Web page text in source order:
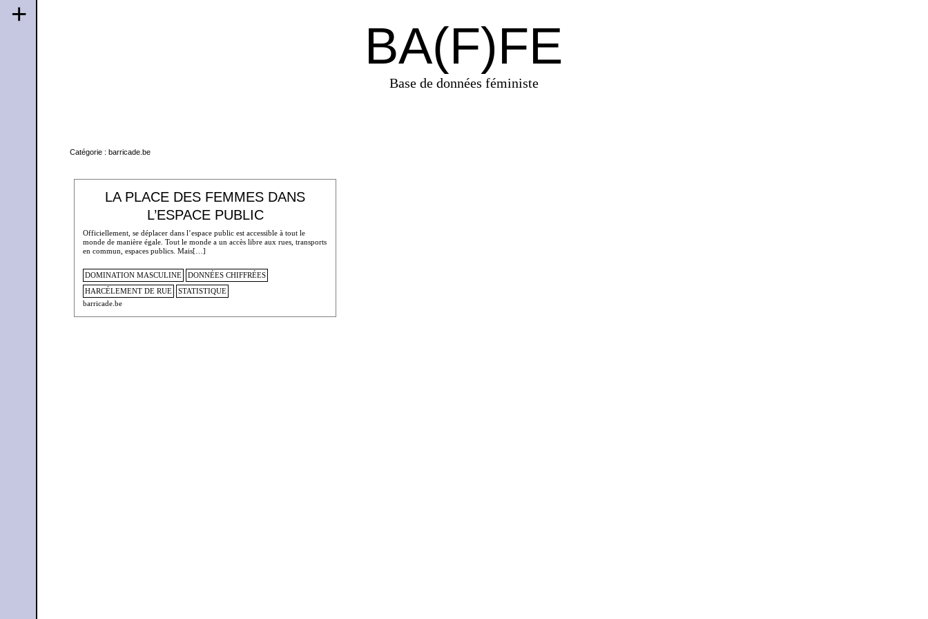
BA(F)FE
Base de données féministe
+
Catégorie : barricade.be
LA PLACE DES FEMMES DANS
L’ESPACE PUBLIC
Officiellement, se déplacer dans l’espace public est accessible à tout le
monde de manière égale. Tout le monde a un accès libre aux rues, transports
en commun, espaces publics. Mais[…]
DOMINATION MASCULINE
DONNÉES CHIFFRÉES
HARCÉLEMENT DE RUE
STATISTIQUE
barricade.be